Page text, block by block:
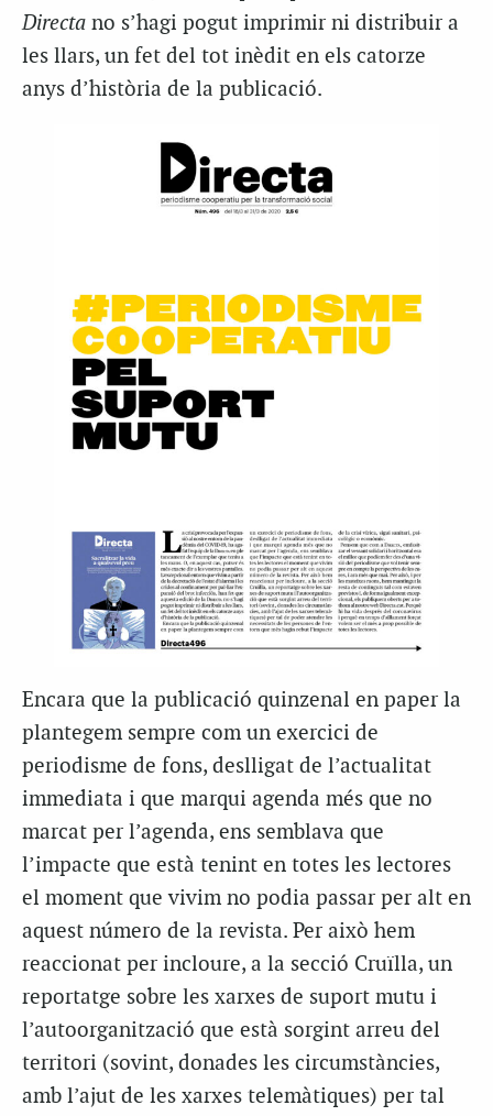
Directa no s’hagi pogut imprimir ni distribuir a
les llars, un fet del tot inèdit en els catorze
anys d’història de la publicació.
Encara que la publicació quinzenal en paper la
plantegem sempre com un exercici de
periodisme de fons, deslligat de l’actualitat
immediata i que marqui agenda més que no
marcat per l’agenda, ens semblava que
l’impacte que està tenint en totes les lectores
el moment que vivim no podia passar per alt en
aquest número de la revista. Per això hem
reaccionat per incloure, a la secció Cruïlla, un
reportatge sobre les xarxes de suport mutu i
l’autoorganització que està sorgint arreu del
territori (sovint, donades les circumstàncies,
amb l’ajut de les xarxes telemàtiques) per tal